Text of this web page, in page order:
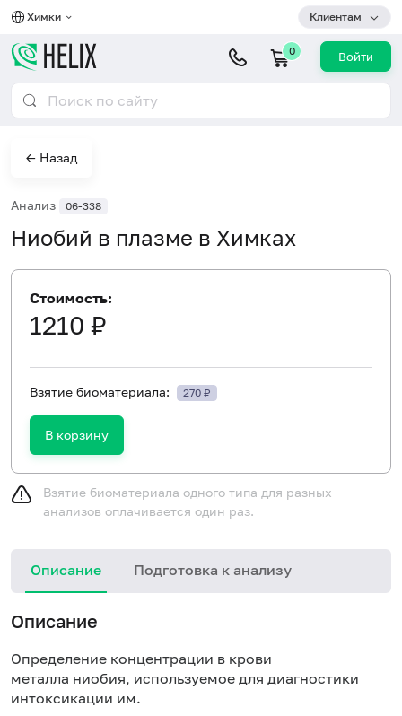
Химки Клиентам
0 Войти
← Назад
Анализ 06-338
Ниобий в плазме в Химках
Стоимость:
1210 ₽
Взятие биоматериала: 270 ₽
В корзину
Взятие биоматериала одного типа для разных
анализов оплачивается один раз.
Описание Подготовка к анализу
Описание
Определение концентрации в крови
металла ниобия, используемое для диагностики
интоксикации им.